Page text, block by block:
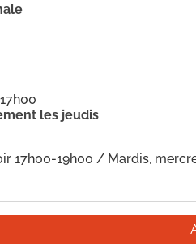
les jeudis
17h00-19h00 / Mardis,